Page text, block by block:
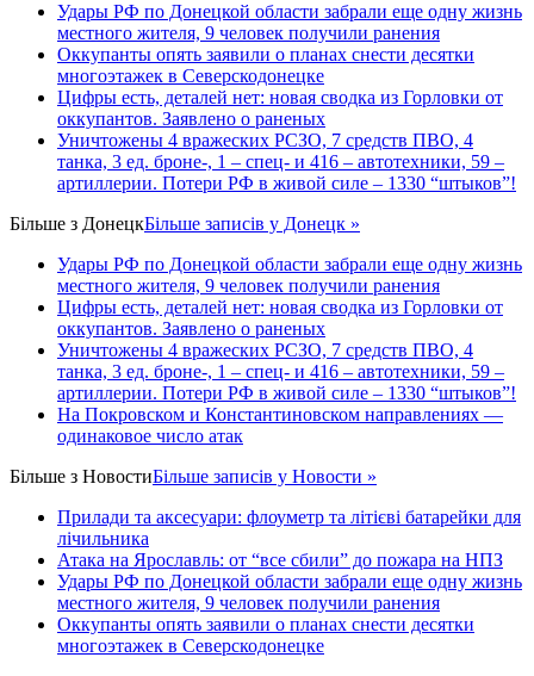
Удары РФ по Донецкой области забрали еще одну жизнь
местного жителя, 9 человек получили ранения
Оккупанты опять заявили о планах снести десятки
многоэтажек в Северскодонецке
Цифры есть, деталей нет: новая сводка из Горловки от
оккупантов. Заявлено о раненых
Уничтожены 4 вражеских РСЗО, 7 средств ПВО, 4
танка, 3 ед. броне-, 1 – спец- и 416 – автотехники, 59 –
артиллерии. Потери РФ в живой силе – 1330 “штыков”!
Більше з ДонецкБільше записів у Донецк »
Удары РФ по Донецкой области забрали еще одну жизнь
местного жителя, 9 человек получили ранения
Цифры есть, деталей нет: новая сводка из Горловки от
оккупантов. Заявлено о раненых
Уничтожены 4 вражеских РСЗО, 7 средств ПВО, 4
танка, 3 ед. броне-, 1 – спец- и 416 – автотехники, 59 –
артиллерии. Потери РФ в живой силе – 1330 “штыков”!
На Покровском и Константиновском направлениях —
одинаковое число атак
Більше з НовостиБільше записів у Новости »
Прилади та аксесуари: флоуметр та літієві батарейки для
лічильника
Атака на Ярославль: от “все сбили” до пожара на НПЗ
Удары РФ по Донецкой области забрали еще одну жизнь
местного жителя, 9 человек получили ранения
Оккупанты опять заявили о планах снести десятки
многоэтажек в Северскодонецке